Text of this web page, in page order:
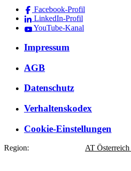
Facebook-Profil
LinkedIn-Profil
YouTube-Kanal
Impressum
AGB
Datenschutz
Verhaltenskodex
Cookie-Einstellungen
Region: AT Österreich